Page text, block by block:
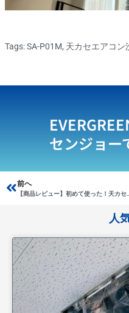
Tags:SA-P01M, 天カセエアコン
センジョー
Prev
前へ
【商品レビュー】初めて
人